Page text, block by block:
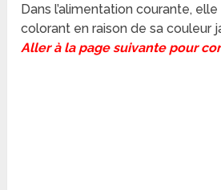
Dans l’alimentation courante,
colorant en raison de sa couleur
Aller à la page suivante pour